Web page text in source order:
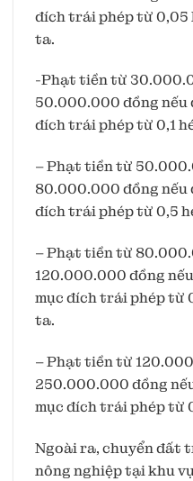
đích trái phép từ 0,05
ta.
-Phạt tiền từ
50.000.000 đồng nếu
đích trái phép từ 0,1
– Phạt tiền từ
80.000.000 đồng nếu
đích trái phép từ 0,5
– Phạt tiền từ
120.000.000 đồng
mục đích trái phép từ
ta.
– Phạt tiền từ
250.000.000 đồng
mục đích trái phép từ
Ngoài ra, chuyển đất
nông nghiệp tại khu